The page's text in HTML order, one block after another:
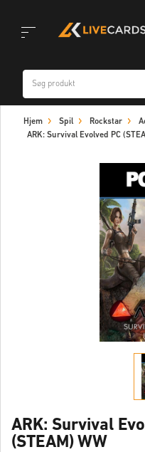
navigation
Hjem Spil Rockstar
ARK: Survival Evolved PC
ARK: Survival
(STEAM) WW